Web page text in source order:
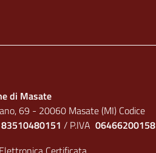
di Masate
69 - 20060 Masate (MI) Codice
83510480151 / P.IVA 06466200158